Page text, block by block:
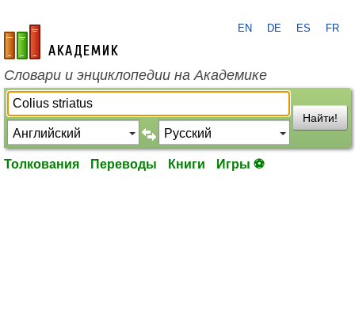
academic.ru
EN DE ES FR
Словари и энциклопедии на Академике
Найти!
Толкования Переводы Книги Игры ⚽